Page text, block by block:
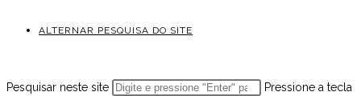
ALTERNAR PESQUISA DO SITE
Pesquisar neste site
Pressione a tecla